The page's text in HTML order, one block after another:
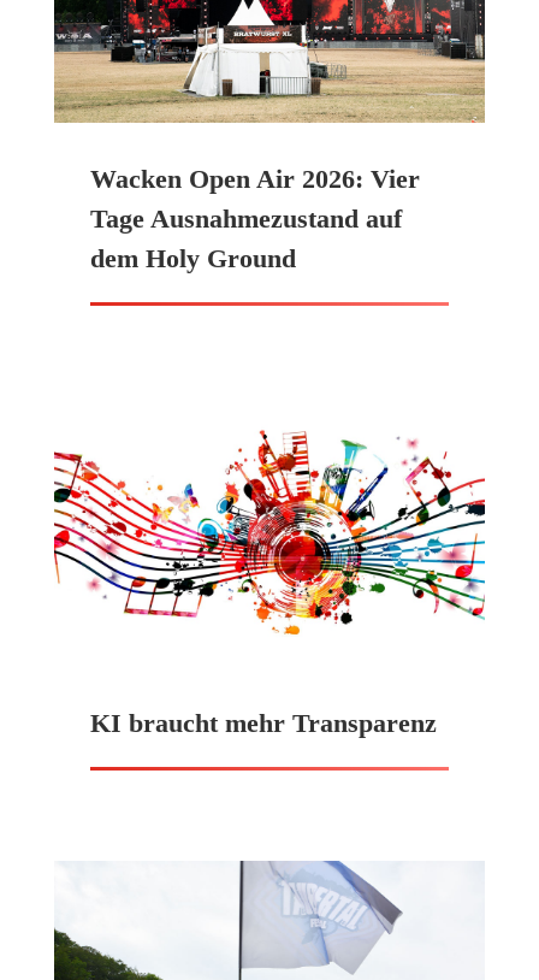
Wacken Open Air 2026: Vier
Tage Ausnahmezustand auf
dem Holy Ground
KI braucht mehr Transparenz